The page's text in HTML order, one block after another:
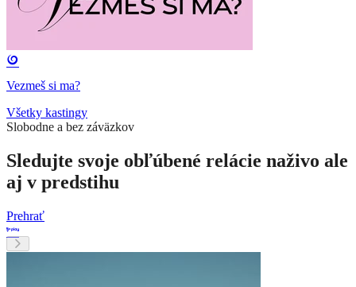
Vezmeš si ma?
Všetky kastingy
Slobodne a bez záväzkov
Sledujte svoje obľúbené relácie naživo ale
aj v predstihu
Prehrať